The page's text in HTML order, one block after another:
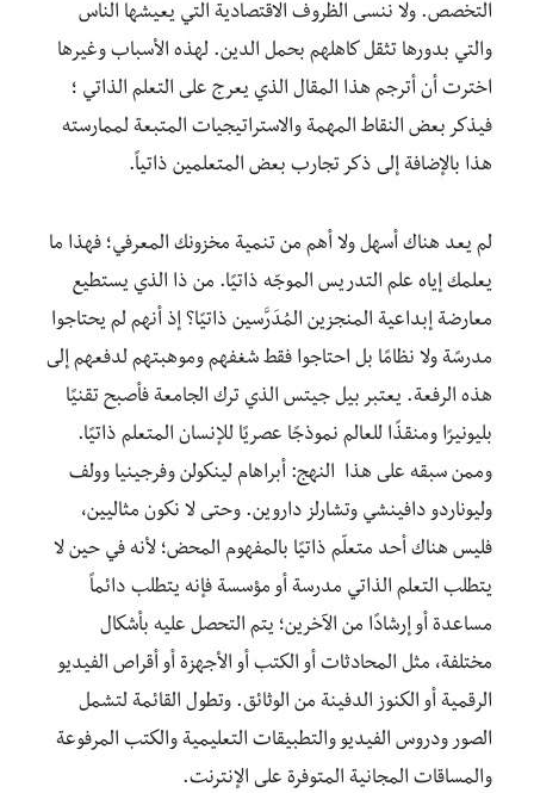
التخصص. ولا ننسى الظروف الاقتصادية التي يعيشها الناس
والتي بدورها تثقل كاهلهم بحمل الدين. لهذه الأسباب وغيرها
اخترت أن أترجم هذا المقال الذي يعرج على التعلم الذاتي ؛
فيذكر بعض النقاط المهمة والاستراتيجيات المتبعة لممارسته
هذا بالإضافة إلى ذكر تجارب بعض المتعلمين ذاتياً.
لم يعد هناك أسهل ولا أهم من تنمية مخزونك المعرفي؛ فهذا ما
يعلمك إياه علم التدريس الموجّه ذاتيًا. من ذا الذي يستطيع
معارضة إبداعية المنجزين المُدَرَّسين ذاتيًا؟ إذ أنهم لم يحتاجوا
مدرسًة ولا نظامًا بل احتاجوا فقط شغفهم وموهبتهم لدفعهم إلى
هذه الرفعة. يعتبر بيل جيتس الذي ترك الجامعة فأصبح تقنيًا
بليونيرًا ومنقذًا للعالم نموذجًا عصريًا للإنسان المتعلم ذاتيًا.
وممن سبقه على هذا النهج: أبراهام لينكولن وفرجينيا وولف
وليوناردو دافينشي وتشارلز داروين. وحتى لا نكون مثاليين،
فليس هناك أحد متعلّم ذاتيًا بالمفهوم المحض؛ لأنه في حين لا
يتطلب التعلم الذاتي مدرسة أو مؤسسة فإنه يتطلب دائماً
مساعدة أو إرشادًا من الآخرين؛ يتم التحصل عليه بأشكال
مختلفة، مثل المحادثات أو الكتب أو الأجهزة أو أقراص الفيديو
الرقمية أو الكنوز الدفينة من الوثائق. وتطول القائمة لتشمل
الصور ودروس الفيديو والتطبيقات التعليمية والكتب المرفوعة
والمساقات المجانية المتوفرة على الإنترنت.